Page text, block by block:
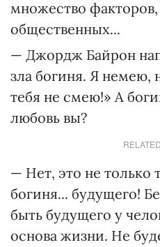
множество факторов,
общественных...
— Джордж Байрон
зла богиня. Я немею,
тебя не смею!» А
любовь вы?
— Нет, это не только
богиня... будущего!
быть будущего у
основа жизни. Не